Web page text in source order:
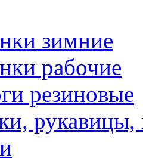
зимние
рабочие
резиновые
рукавицы,